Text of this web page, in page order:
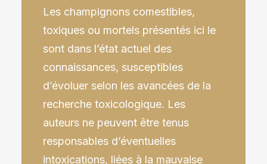
Les champignons comestibles,
toxiques ou mortels présentés ici le
sont dans l’état actuel des
connaissances, susceptibles
d’évoluer selon les avancées de la
recherche toxicologique. Les
auteurs ne peuvent être tenus
responsables d’éventuelles
intoxications, liées à la mauvaise